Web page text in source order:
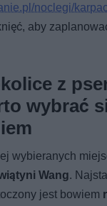
noclegi/
aby
z
wybrać
wybieranych
Wang.
jest bowiem